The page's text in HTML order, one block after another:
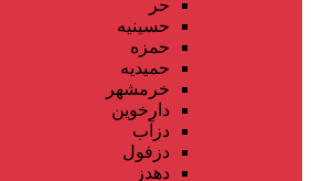
حر
حسینیه
حمزه
حمیدیه
خرمشهر
دارخوین
دزآب
دزفول
دهدز